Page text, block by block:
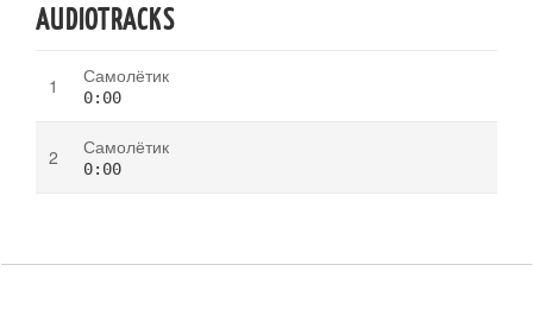
AUDIOTRACKS
Самолётик
0:00
Самолётик
0:00